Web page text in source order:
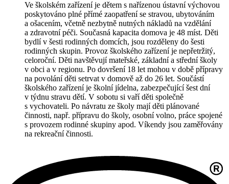
Ve školském zařízení je dětem s nařízenou ústavní výchovou
poskytováno plné přímé zaopatření se stravou, ubytováním
a ošacením, včetně nezbytně nutných nákladů na vzdělání
a zdravotní péči. Současná kapacita domova je 48 míst. Děti
bydlí v šesti rodinných domcích, jsou rozděleny do šesti
rodinných skupin. Provoz školského zařízení je nepřetržitý,
celoroční. Děti navštěvují mateřské, základní a střední školy
v obci a v regionu. Po dovršení 18 let mohou v době přípravy
na povolání děti setrvat v domově až do 26 let. Součástí
školského zařízení je školní jídelna, zabezpečující šest dní
v týdnu stravu dětí. V sobotu si vaří děti společně
s vychovateli. Po návratu ze školy mají děti plánované
činnosti, např. přípravu do školy, osobní volno, práce spojené
s provozem rodinné skupiny apod. Víkendy jsou zaměřovány
na rekreační činnosti.